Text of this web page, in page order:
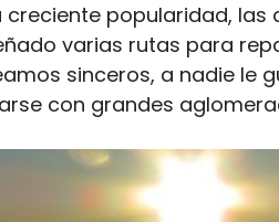
creciente popularidad, las
varias rutas para
sinceros, a nadie le
con grandes